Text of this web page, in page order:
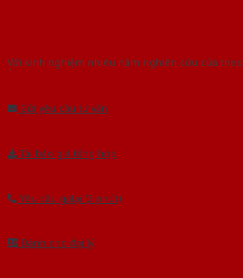
Với kinh nghiệm nhiêu năm nghiên cứu cửa
Gửi yêu cầu tư vấn
Tải báo giá tổng hợp
Yêu cầu gọi lại (3 phút)
Dành cho đại lý